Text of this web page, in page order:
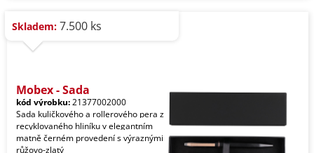
Skladem: 7.500 ks
Mobex - Sada
kód výrobku:21377002000
Sada kuličkového a rollerového pera z
recyklovaného hliníku v elegantním
matně černém provedení s výraznými
růžovo-zlatý